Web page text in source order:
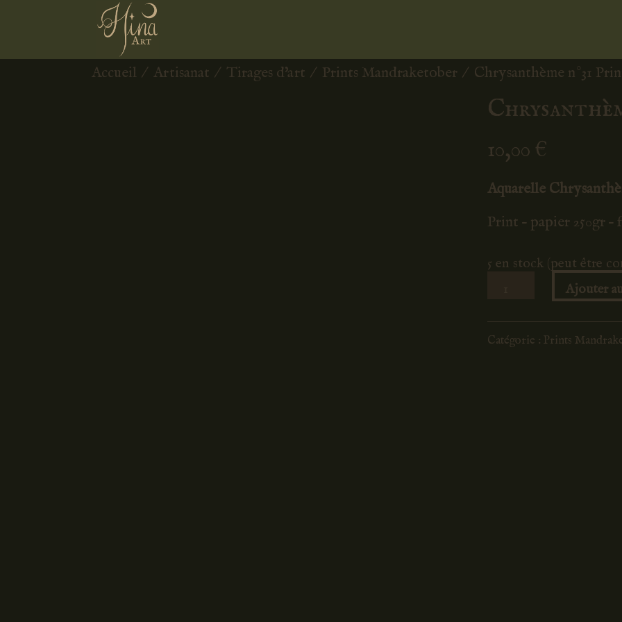
Accueil / Artisanat / Tirages d'art / Prints Mandraketober / Chrysanthème n°31
€
Aquarelle
Print – papier 250gr –
5 en stock (peut être
Chrysanthème
n°31
Ajouter
Catégorie : Prints